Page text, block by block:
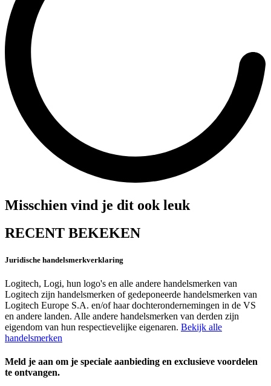
Misschien vind je dit ook leuk
RECENT BEKEKEN
Juridische handelsmerkverklaring
Logitech, Logi, hun logo's en alle andere handelsmerken van
Logitech zijn handelsmerken of gedeponeerde handelsmerken van
Logitech Europe S.A. en/of haar dochterondernemingen in de VS
en andere landen. Alle andere handelsmerken van derden zijn
eigendom van hun respectievelijke eigenaren. Bekijk alle
handelsmerken
Meld je aan om je speciale aanbieding en exclusieve voordelen
te ontvangen.